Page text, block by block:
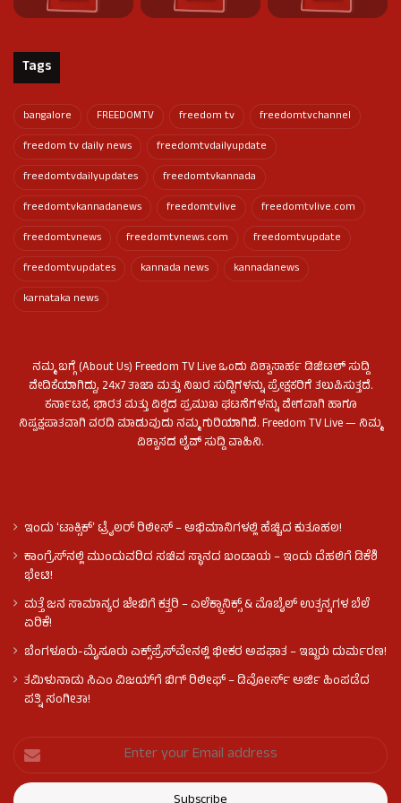
Tags
bangalore FREEDOMTV freedom tv
freedomtvchannel
freedom tv daily news
freedomtvdailyupdate
freedomtvdailyupdates
freedomtvkannada
freedomtvkannadanews
freedomtvlive
freedomtvlive.com
freedomtvnews
freedomtvnews.com
freedomtvupdate
freedomtvupdates
kannada news
kannadanews
karnataka news
ನಮ್ಮ ಬಗ್ಗೆ (About Us) Freedom TV Live ಒಂದು ವಿಶ್ವಾಸಾರ್ಹ ಡಿಜಿಟಲ್ ಸುದ್ದಿ
ವೇದಿಕೆಯಾಗಿದ್ದು, 24x7 ತಾಜಾ ಮತ್ತು ನಿಖರ ಸುದ್ದಿಗಳನ್ನು ಪ್ರೇಕ್ಷಕರಿಗೆ ತಲುಪಿಸುತ್ತದೆ.
ಕರ್ನಾಟಕ, ಭಾರತ ಮತ್ತು ವಿಶ್ವದ ಪ್ರಮುಖ ಘಟನೆಗಳನ್ನು ವೇಗವಾಗಿ ಹಾಗೂ
ನಿಷ್ಪಕ್ಷಪಾತವಾಗಿ ವರದಿ ಮಾಡುವುದು ನಮ್ಮ ಗುರಿಯಾಗಿದೆ. Freedom TV Live — ನಿಮ್ಮ
ವಿಶ್ವಾಸದ ಲೈವ್ ಸುದ್ದಿ ವಾಹಿನಿ.
ಇಂದು ʻಟಾಕ್ಸಿಕ್ʼ ಟ್ರೈಲರ್ ರಿಲೀಸ್‌ – ಅಭಿಮಾನಿಗಳಲ್ಲಿ ಹೆಚ್ಚಿದ ಕುತೂಹಲ!
ಕಾಂಗ್ರೆಸ್​ನಲ್ಲಿ ಮುಂದುವರಿದ ಸಚಿವ ಸ್ಥಾನದ ಬಂಡಾಯ – ಇಂದು ದೆಹಲಿಗೆ ಡಿಕೆಶಿ
ಭೇಟಿ!
ಮತ್ತೆ ಜನ ಸಾಮಾನ್ಯರ ಜೇಬಿಗೆ ಕತ್ತರಿ – ಎಲೆಕ್ಟ್ರಾನಿಕ್ಸ್ & ಮೊಬೈಲ್ ಉತ್ಪನ್ನಗಳ ಬೆಲೆ
ಏರಿಕೆ!
ಬೆಂಗಳೂರು-ಮೈಸೂರು ಎಕ್ಸ್‌ಪ್ರೆಸ್‌ವೇನಲ್ಲಿ ಭೀಕರ ಅಪಘಾತ – ಇಬ್ಬರು ದುರ್ಮರಣ!
ತಮಿಳುನಾಡು ಸಿಎಂ ವಿಜಯ್‌ಗೆ ಬಿಗ್ ರಿಲೀಫ್ – ಡಿವೋರ್ಸ್ ಅರ್ಜಿ ಹಿಂಪಡೆದ
ಪತ್ನಿ ಸಂಗೀತಾ!